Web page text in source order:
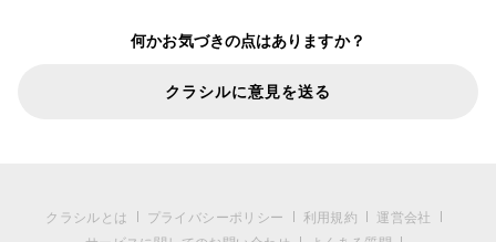
何かお気づきの点はありますか？
クラシルに意見を送る
クラシルとは プライバシーポリシー 利用規約
運営会社